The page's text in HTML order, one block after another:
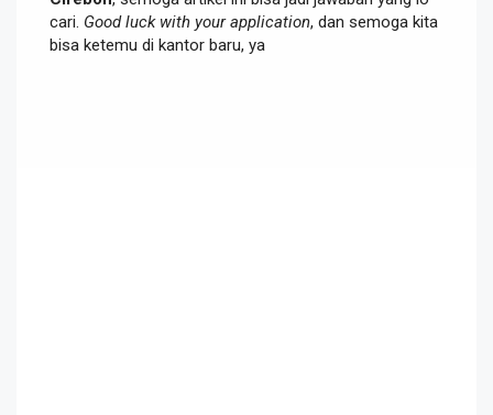
cari. Good luck with your application, dan semoga kita
bisa ketemu di kantor baru, ya